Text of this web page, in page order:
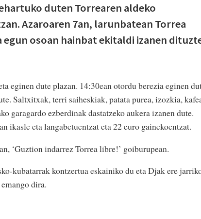
duten Torrearen aldeko
Azaroaren 7an, larunbatean Torrea
osoan hainbat ekitaldi izanen
eginen dute plazan. 14:30ean otordu berezia eginen
Saltxitxak, terri saiheskiak, patata purea, izozkia,
garagardo ezberdinak dastatzeko aukera izanen dute.
ikasle eta langabetuentzat eta 22 euro gainekoentzat.
‘Guztion indarrez Torrea libre!’ goiburupean.
kubatarrak kontzertua eskainiko du eta Djak ere
dira.